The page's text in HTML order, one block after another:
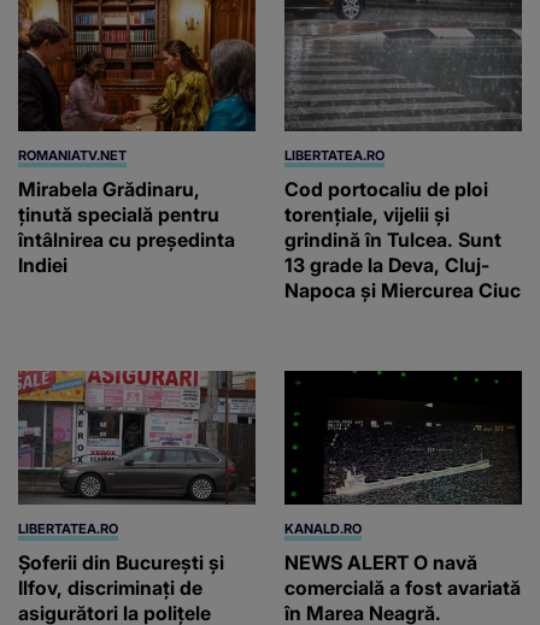
ROMANIATV.NET
Mirabela Grădinaru,
ţinută specială pentru
întâlnirea cu preşedinta
Indiei
LIBERTATEA.RO
Cod portocaliu de ploi
torențiale, vijelii și
grindină în Tulcea. Sunt
13 grade la Deva, Cluj-
Napoca și Miercurea Ciuc
LIBERTATEA.RO
Șoferii din București și
Ilfov, discriminați de
asigurători la polițele
KANALD.RO
NEWS ALERT O navă
comercială a fost avariată
în Marea Neagră.